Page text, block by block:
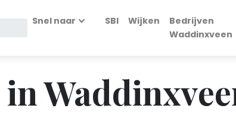
Snel naar SBI Wijken
Bedrijven
Waddinxveen